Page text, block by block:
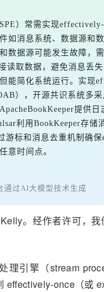
）常需实现
如消息系统、数据源和
数据源可能发生故障，
读取数据，避免消息丢
能简化系统运行。实现
），开源共识系统多
提供
利用BookKeeper存储
游标和消息去重机制确
意时间点。
通过AI大模型技术生成
。经作者许可，
理引擎（stream
effectively-once（或